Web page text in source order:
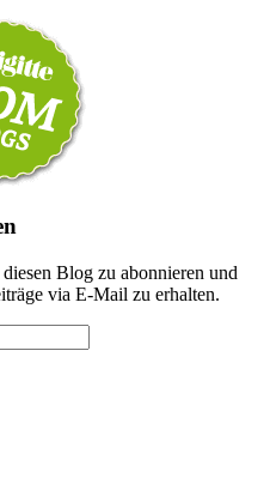
Blog zu abonnieren und
via E-Mail zu erhalten.